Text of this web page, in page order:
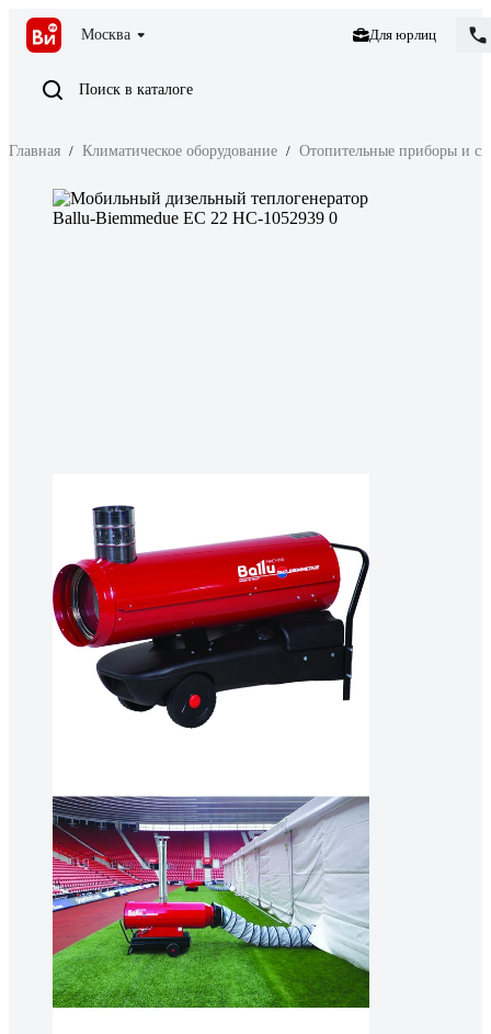
Москва Для юрлиц
Поиск в каталоге
Главная / Климатическое оборудование / Отопительные приборы и